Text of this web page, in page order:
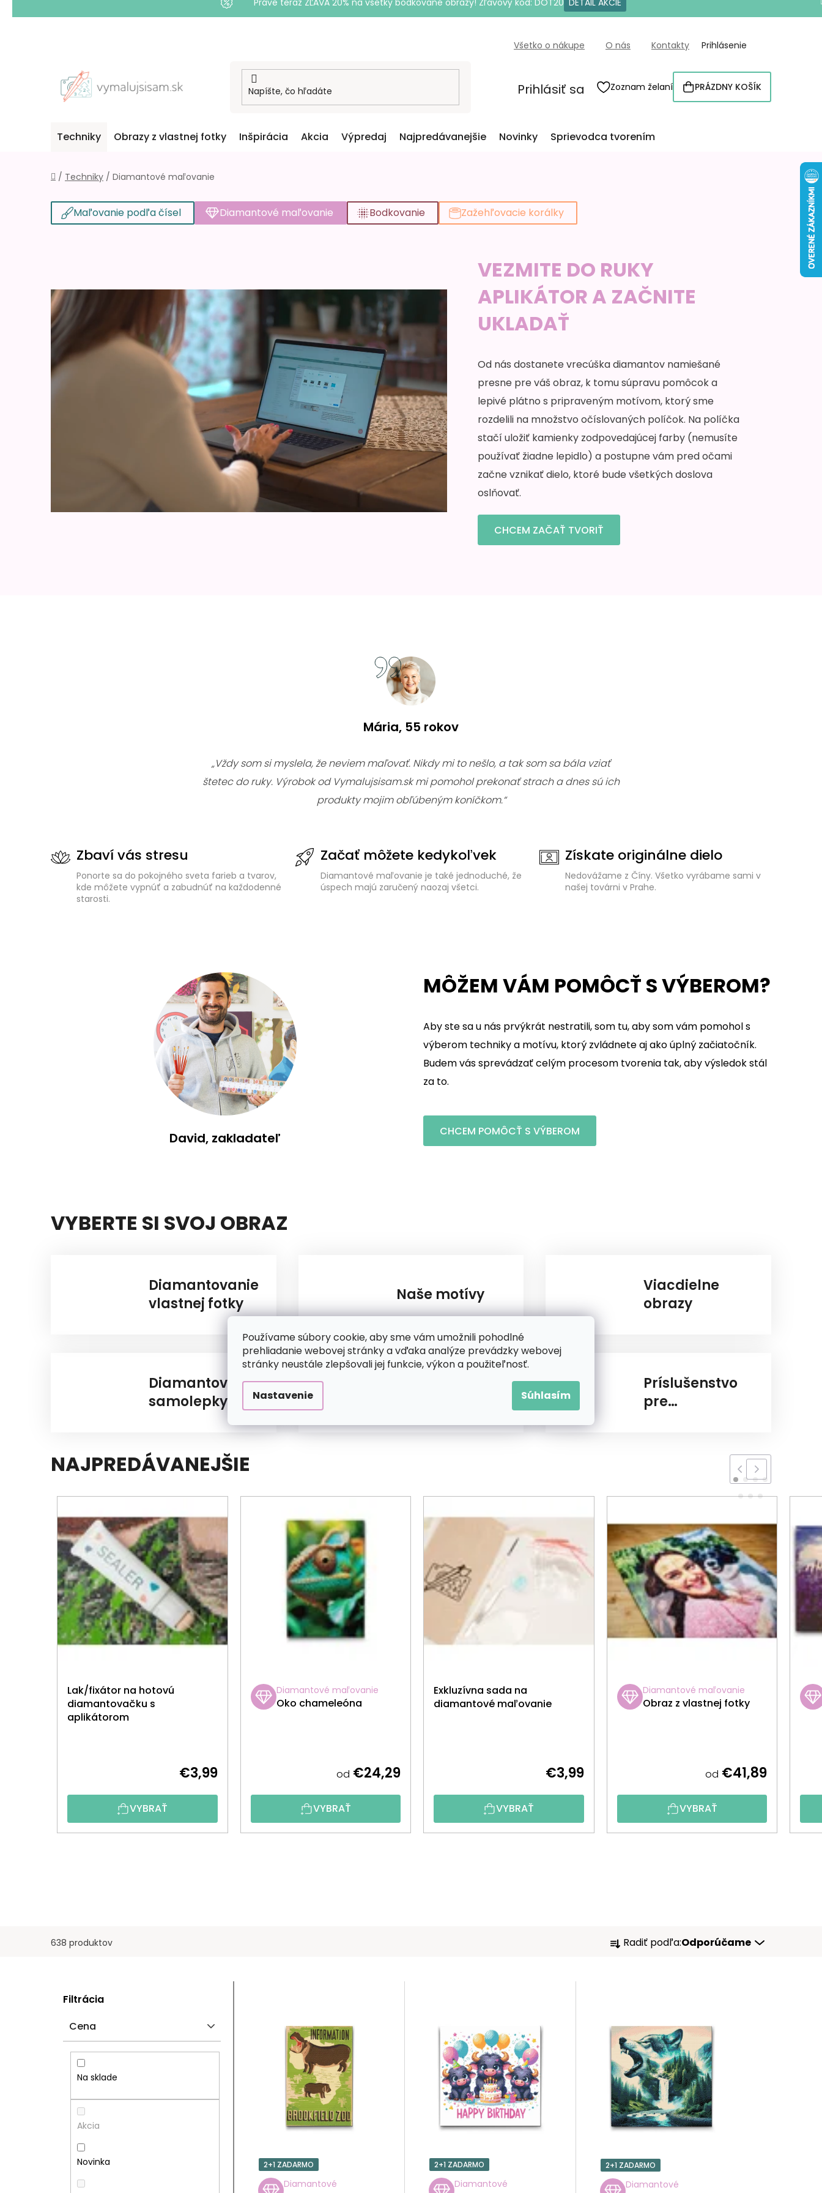
Používame súbory cookie, aby sme vám umožnili pohodlné
prehliadanie webovej stránky a vďaka analýze prevádzky webovej
stránky neustále zlepšovali jej funkcie, výkon a použiteľnosť.
Nastavenie Súhlasím
Práve teraz ZĽAVA 20% na všetky bodkované obrazy! Zľavový kód: DOT20 DETAIL AKCIE
Všetko o nákupe O nás Kontakty Prihlásenie
Prihlásiť sa Zoznam želaní
NÁKUPNÝ
KOŠÍK
PRÁZDNY KOŠÍK
Techniky Obrazy z vlastnej fotky Inšpirácia Akcia Výpredaj Najpredávanejšie Novinky Sprievodca tvorením
Domov
/ Techniky / Diamantové maľovanie
Maľovanie podľa čísel Diamantové maľovanie Bodkovanie Zažehľovacie korálky
VEZMITE DO RUKY
APLIKÁTOR A ZAČNITE
UKLADAŤ
Od nás dostanete vrecúška diamantov namiešané
presne pre váš obraz, k tomu súpravu pomôcok a
lepivé plátno s pripraveným motívom, ktorý sme
rozdelili na množstvo očíslovaných políčok. Na políčka
stačí uložiť kamienky zodpovedajúcej farby (nemusíte
používať žiadne lepidlo) a postupne vám pred očami
začne vznikať dielo, ktoré bude všetkých doslova
oslňovať.
CHCEM ZAČAŤ TVORIŤ
Mária, 55 rokov
„Vždy som si myslela, že neviem maľovať. Nikdy mi to nešlo, a tak som sa bála vziať
štetec do ruky. Výrobok od Vymalujsisam.sk mi pomohol prekonať strach a dnes sú ich
produkty mojim obľúbeným koníčkom.“
Zbaví vás stresu
Ponorte sa do pokojného sveta farieb a tvarov,
kde môžete vypnúť a zabudnúť na každodenné
starosti.
Začať môžete kedykoľvek
Diamantové maľovanie je také jednoduché, že
úspech majú zaručený naozaj všetci.
Získate originálne dielo
Nedovážame z Číny. Všetko vyrábame sami v
našej továrni v Prahe.
David, zakladateľ
MÔŽEM VÁM POMÔCŤ S VÝBEROM?
Aby ste sa u nás prvýkrát nestratili, som tu, aby som vám pomohol s
výberom techniky a motívu, ktorý zvládnete aj ako úplný začiatočník.
Budem vás sprevádzať celým procesom tvorenia tak, aby výsledok stál
za to.
CHCEM POMÔCŤ S VÝBEROM
VYBERTE SI SVOJ OBRAZ
Diamantovanie
vlastnej fotky
Naše motívy
Viacdielne
obrazy
Diamantové
samolepky
Príslušenstvo
pre
NAJPREDÁVANEJŠIE
Lak/fixátor na hotovú
diamantovačku s
aplikátorom
€3,99
VYBRAŤ
Diamantové maľovanie
Oko chameleóna
od €24,29
VYBRAŤ
Exkluzívna sada na
diamantové maľovanie
€3,99
VYBRAŤ
Diamantové maľovanie
Obraz z vlastnej fotky
od €41,89
VYBRAŤ
638 produktov
R
E
N
I
E
P
R
O
Radiť podľa:Odporúčame
Č
Filtrácia
Cena
Na sklade
Akcia
Novinka 2+1 ZADARMO
Diamantové
2+1 ZADARMO
Diamantové
2+1 ZADARMO
Diamantové